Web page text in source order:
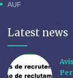
AUF
Latest news